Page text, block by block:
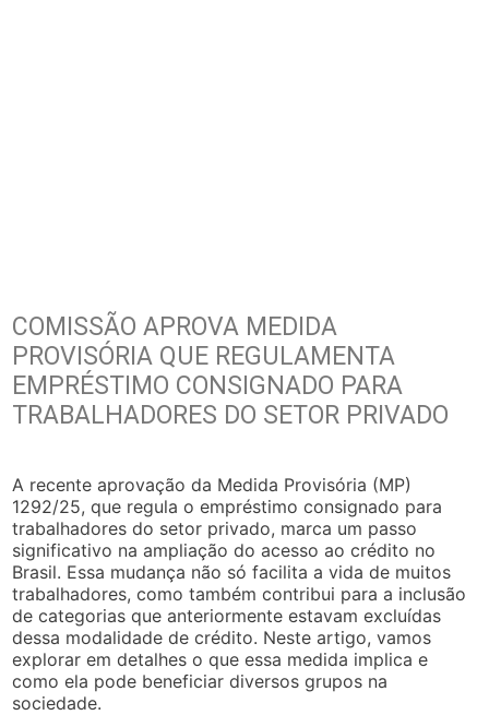
COMISSÃO APROVA MEDIDA
PROVISÓRIA QUE REGULAMENTA
EMPRÉSTIMO CONSIGNADO PARA
TRABALHADORES DO SETOR PRIVADO
A recente aprovação da Medida Provisória (MP)
1292/25, que regula o empréstimo consignado para
trabalhadores do setor privado, marca um passo
significativo na ampliação do acesso ao crédito no
Brasil. Essa mudança não só facilita a vida de muitos
trabalhadores, como também contribui para a inclusão
de categorias que anteriormente estavam excluídas
dessa modalidade de crédito. Neste artigo, vamos
explorar em detalhes o que essa medida implica e
como ela pode beneficiar diversos grupos na
sociedade.